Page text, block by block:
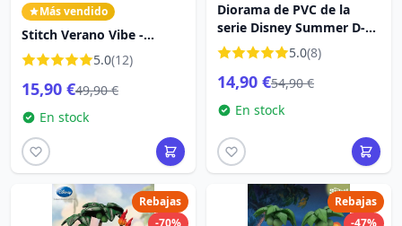
Más vendido
Stitch Verano Vibe -
Disney D-Stage
5.0(12)
15,90 €49,90 €
En stock
Diorama de PVC de la
serie Disney Summer D-
Stage Stitch Surf de 15 cm
5.0(8)
14,90 €54,90 €
En stock
Rebajas
-70%
Rebajas
-47%